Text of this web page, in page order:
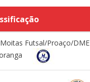
Moitas Futsal/Proaço/DME